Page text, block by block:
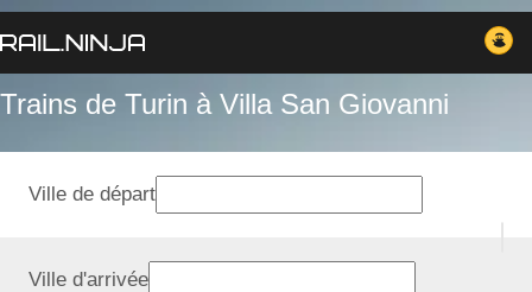
Trains de Turin à Villa San Giovanni
Ville de départ
Ville d'arrivée